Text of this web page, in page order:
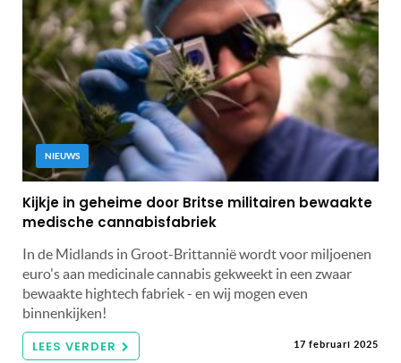
NIEUWS
Kijkje in geheime door Britse militairen bewaakte
medische cannabisfabriek
In de Midlands in Groot-Brittannië wordt voor miljoenen
euro's aan medicinale cannabis gekweekt in een zwaar
bewaakte hightech fabriek - en wij mogen even
binnenkijken!
LEES VERDER 17 februari 2025